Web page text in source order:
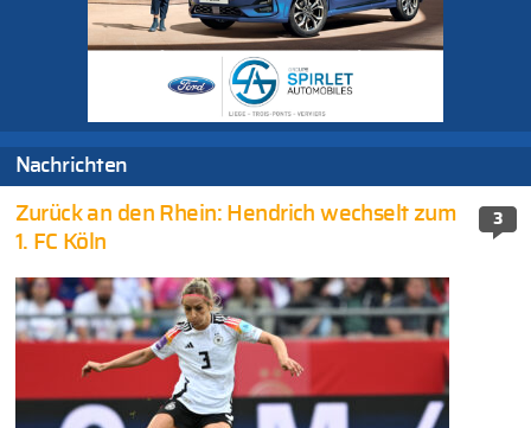
Nachrichten
3
Zurück an den Rhein: Hendrich wechselt zum
1. FC Köln